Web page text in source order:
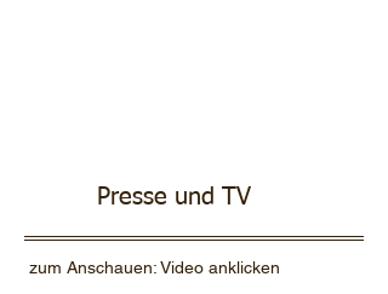
Presse und TV
zum Anschauen: Video anklicken